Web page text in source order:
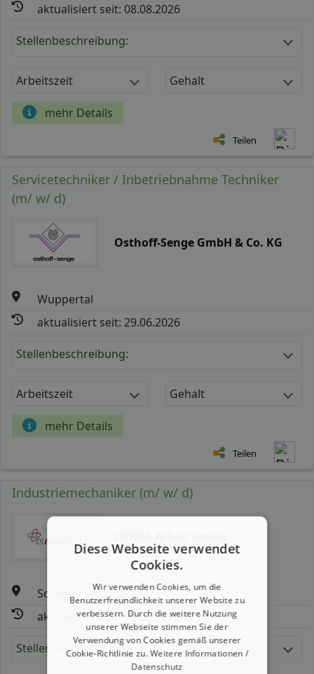
aktualisiert seit: 08.08.2026
Stellenbeschreibung:
Arbeitszeit Gehalt
mehr Details
Teilen
Servicetechniker / Inbetriebnahme Techniker
(m/ w/ d)
Osthoff-Senge GmbH & Co. KG
Wuppertal
aktualisiert seit: 29.06.2026
Stellenbeschreibung:
Arbeitszeit Gehalt
mehr Details
Teilen
Industriemechaniker (m/ w/ d)
Schlegel bei Zittau
aktualisiert seit: 08.08.2026
Stellenbeschreibung:
Diese Webseite verwendet
Cookies.
Wir verwenden Cookies, um die
Benutzerfreundlichkeit unserer Website zu
verbessern. Durch die weitere Nutzung
unserer Webseite stimmen Sie der
Verwendung von Cookies gemäß unserer
Cookie-Richtlinie zu.Weitere Informationen /
Datenschutz